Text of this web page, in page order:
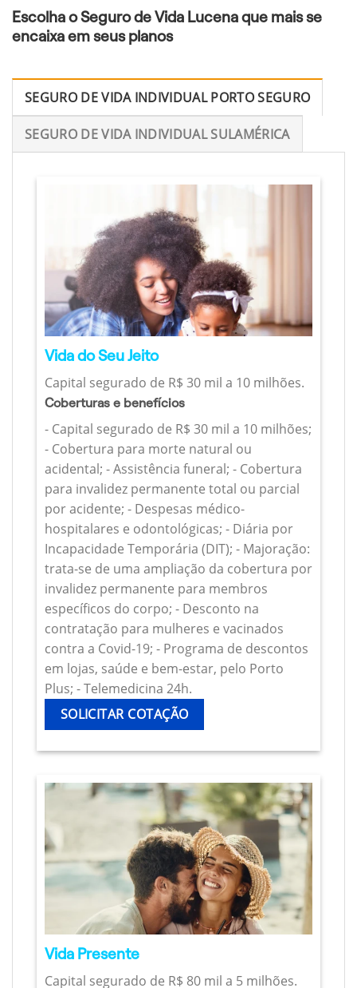
Escolha o Seguro de Vida Lucena que mais se
encaixa em seus planos
SEGURO DE VIDA INDIVIDUAL PORTO SEGURO
SEGURO DE VIDA INDIVIDUAL SULAMÉRICA
Vida do Seu Jeito
Capital segurado de R$ 30 mil a 10 milhões.
Coberturas e benefícios
- Capital segurado de R$ 30 mil a 10 milhões;
- Cobertura para morte natural ou
acidental; - Assistência funeral; - Cobertura
para invalidez permanente total ou parcial
por acidente; - Despesas médico-
hospitalares e odontológicas; - Diária por
Incapacidade Temporária (DIT); - Majoração:
trata-se de uma ampliação da cobertura por
invalidez permanente para membros
específicos do corpo; - Desconto na
contratação para mulheres e vacinados
contra a Covid-19; - Programa de descontos
em lojas, saúde e bem-estar, pelo Porto
Plus; - Telemedicina 24h.
SOLICITAR COTAÇÃO
Vida Presente
Capital segurado de R$ 80 mil a 5 milhões.